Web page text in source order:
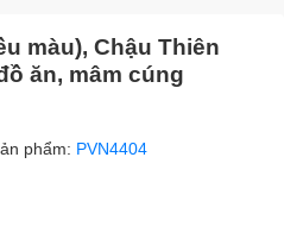
màu), Chậu Thiên
ăn, mâm cúng
phẩm: PVN4404